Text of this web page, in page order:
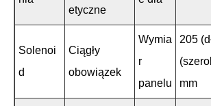
etyczne
Solenoi
d
Ciągły
obowiązek
Wymia
r
panelu
205
mm